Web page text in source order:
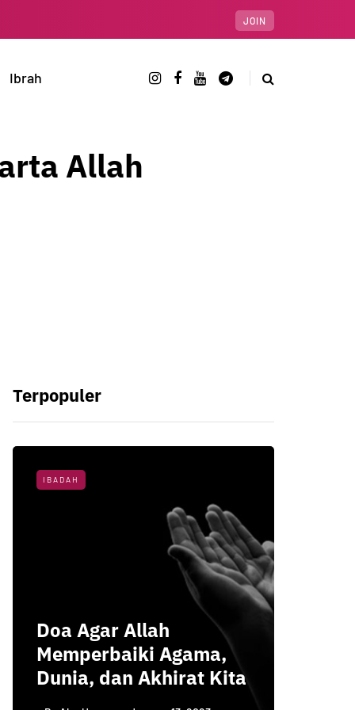
JOIN
Ibrah
Allah
Terpopuler
IBADAH
Doa Agar Allah
Memperbaiki Agama,
Dunia, dan Akhirat Kita